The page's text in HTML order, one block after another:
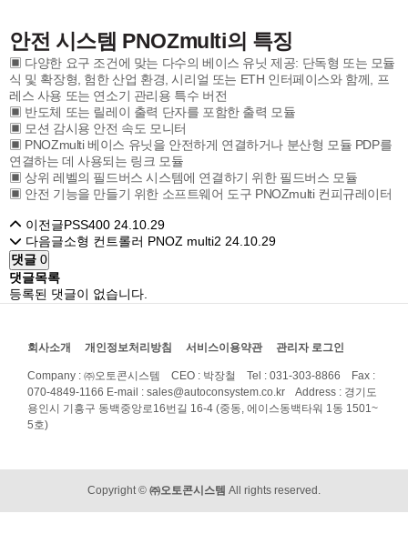
안전 시스템 PNOZmulti의 특징
▣ 다양한 요구 조건에 맞는 다수의 베이스 유닛 제공: 단독형 또는 모듈
식 및 확장형, 험한 산업 환경, 시리얼 또는 ETH 인터페이스와 함께, 프
레스 사용 또는 연소기 관리용 특수 버전
▣ 반도체 또는 릴레이 출력 단자를 포함한 출력 모듈
▣ 모션 감시용 안전 속도 모니터
▣ PNOZmulti 베이스 유닛을 안전하게 연결하거나 분산형 모듈 PDP를
연결하는 데 사용되는 링크 모듈
▣ 상위 레벨의 필드버스 시스템에 연결하기 위한 필드버스 모듈
▣ 안전 기능을 만들기 위한 소프트웨어 도구 PNOZmulti 컨피규레이터
이전글PSS400 24.10.29
다음글소형 컨트롤러 PNOZ multi2 24.10.29
댓글 0
댓글목록
등록된 댓글이 없습니다.
회사소개 개인정보처리방침 서비스이용약관 관리자 로그인
Company : ㈜오토콘시스템 CEO : 박장철 Tel : 031-303-8866 Fax :
070-4849-1166 E-mail : sales@autoconsystem.co.kr Address : 경기도
용인시 기흥구 동백중앙로16번길 16-4 (중동, 에이스동백타워 1동 1501~
5호)
Copyright © ㈜오토콘시스템 All rights reserved.